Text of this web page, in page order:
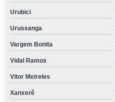
Urubici
Urussanga
Vargem Bonita
Vidal Ramos
Vitor Meireles
Xanxerê